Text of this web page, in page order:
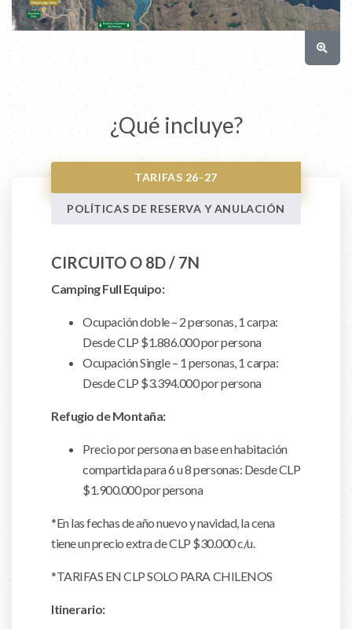
¿Qué incluye?
TARIFAS 26-27
POLÍTICAS DE RESERVA Y ANULACIÓN
CIRCUITO O 8D / 7N
Camping Full Equipo:
Ocupación doble – 2 personas, 1 carpa:
Desde CLP $1.886.000 por persona
Ocupación Single – 1 personas, 1 carpa:
Desde CLP $3.394.000 por persona
Refugio de Montaña:
Precio por persona en base en habitación
compartida para 6 u 8 personas: Desde CLP
$1.900.000 por persona
*En las fechas de año nuevo y navidad, la cena
tiene un precio extra de CLP $30.000 c/u.
*TARIFAS EN CLP SOLO PARA CHILENOS
Itinerario: